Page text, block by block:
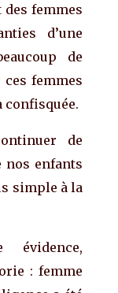
femmes
d’une
de
femmes
de
enfants
simple à la
: femme